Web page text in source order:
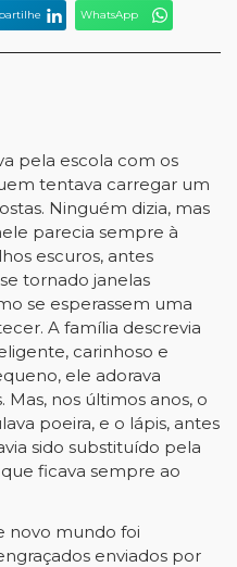
WhatsApp
pela escola com os
tentava carregar um
Ninguém dizia, mas
parecia sempre à
escuros, antes
tornado janelas
se esperassem uma
A família descrevia
carinhoso e
ele adorava
nos últimos anos, o
poeira, e o lápis, antes
sido substituído pela
ficava sempre ao
novo mundo foi
enviados por